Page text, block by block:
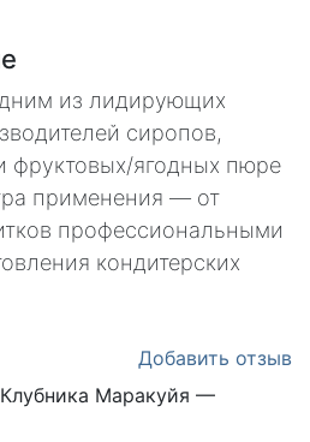
из лидирующих
сиропов,
фруктовых/ягодных пюре
применения — от
профессиональными
кондитерских
Добавить отзыв
Маракуйя —